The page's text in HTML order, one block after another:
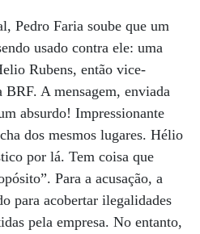
Pedro Faria soube que um
usado contra ele: uma
Rubens, então vice-
BRF. A mensagem, enviada
absurdo! Impressionante
dos mesmos lugares. Hélio
por lá. Tem coisa que
Para a acusação, a
para acobertar ilegalidades
pela empresa. No entanto,